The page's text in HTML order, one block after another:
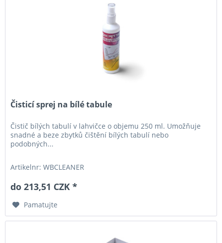
Čisticí sprej na bílé tabule
Čistič bílých tabulí v lahvičce o objemu 250 ml. Umožňuje
snadné a beze zbytků čištění bílých tabulí nebo
podobných...
Artikelnr: WBCLEANER
do 213,51 CZK *
Pamatujte